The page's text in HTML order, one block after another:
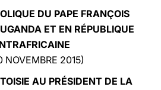
DU PAPE FRANÇOIS
ET EN RÉPUBLIQUE
2015)
AU PRÉSIDENT DE LA